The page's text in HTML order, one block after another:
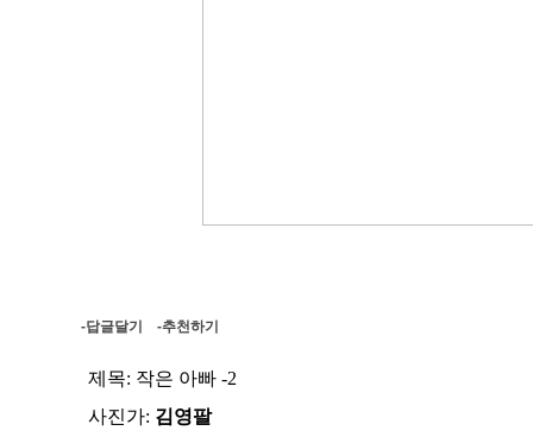
-답글달기 -추천하기
제목: 작은 아빠 -2
사진가: 김영팔